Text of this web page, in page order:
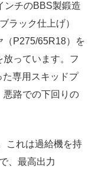
ンチのBBS製鍛造
ラック仕上げ）
（P275/65R18）を
っています。フ
た専用スキッドプ
悪路での下回りの
。これは過給機を持
、最高出力